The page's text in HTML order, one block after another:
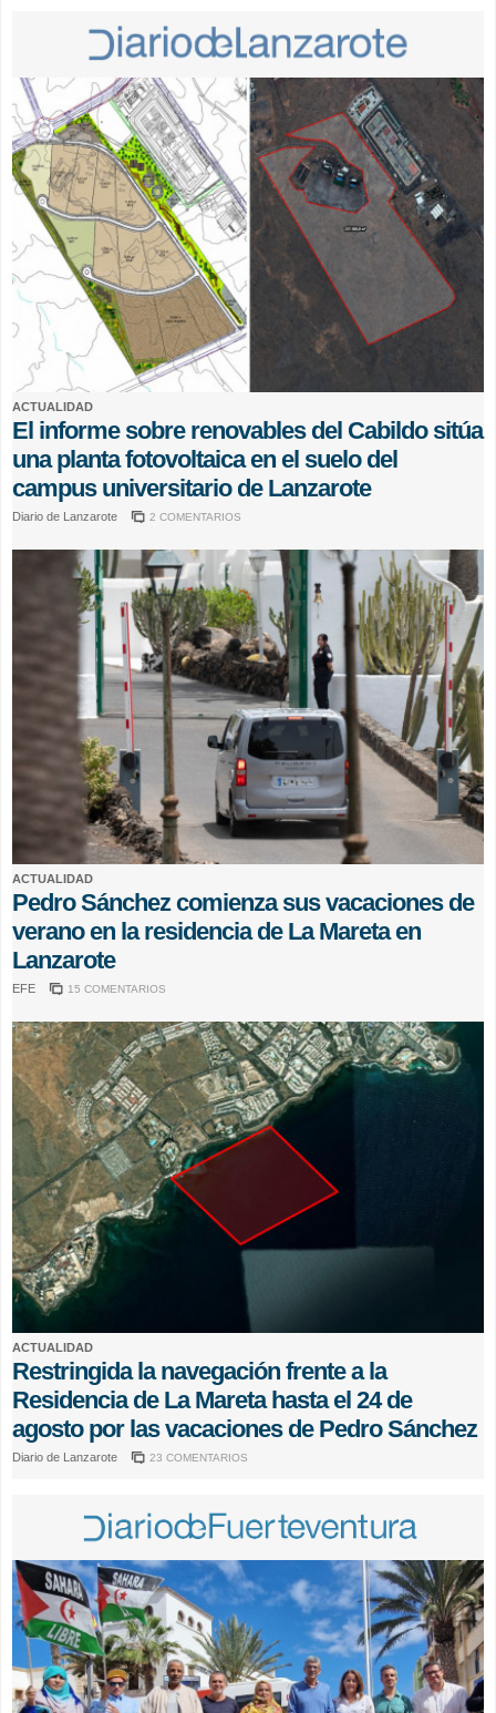
ACTUALIDAD
El informe sobre renovables del Cabildo sitúa
una planta fotovoltaica en el suelo del
campus universitario de Lanzarote
Diario de Lanzarote 2 COMENTARIOS
ACTUALIDAD
Pedro Sánchez comienza sus vacaciones de
verano en la residencia de La Mareta en
Lanzarote
EFE 15 COMENTARIOS
ACTUALIDAD
Restringida la navegación frente a la
Residencia de La Mareta hasta el 24 de
agosto por las vacaciones de Pedro Sánchez
Diario de Lanzarote 23 COMENTARIOS